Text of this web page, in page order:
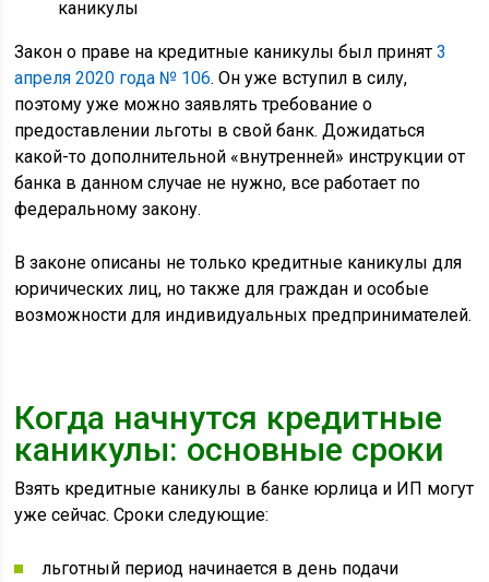
Закон о праве на кредитные каникулы был принят3
апреля 2020 года № 106. Он уже вступил в силу,
поэтому уже можно заявлять требование о
предоставлении льготы в свой банк. Дожидаться
какой-то дополнительной «внутренней» инструкции от
банка в данном случае не нужно, все работает по
федеральному закону.
В законе описаны не только кредитные каникулы для
юричических лиц, но также для граждан и особые
возможности для индивидуальных предпринимателей.
Когда начнутся кредитные
каникулы: основные сроки
Взять кредитные каникулы в банке юрлица и ИП могут
уже сейчас. Сроки следующие:
льготный период начинается в день подачи